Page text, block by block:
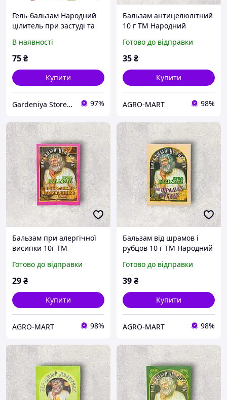
Гель-бальзам Народний
цілитель при застуді та
В наявності
75₴
Купити
Gardeniya Store - із турботою про ваш затишок! 97%
Бальзам антицелюлітний
10 г ТМ Народний
Готово до відправки
35₴
Купити
AGRO-MART 98%
Бальзам при алергічної
висипки 10г ТМ
Готово до відправки
29₴
Купити
AGRO-MART 98%
Бальзам від шрамов і
рубцов 10 г ТМ Народний
Готово до відправки
39₴
Купити
AGRO-MART 98%